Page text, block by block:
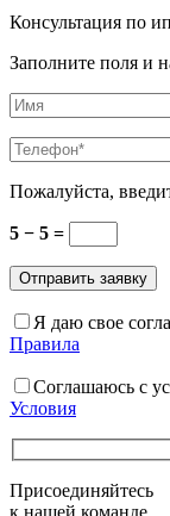
Консультация по
Заполните поля и
Пожалуйста,
5 − 5 =
Я даю свое
Правила
Соглашаюсь с
Условия
Присоединяйтесь